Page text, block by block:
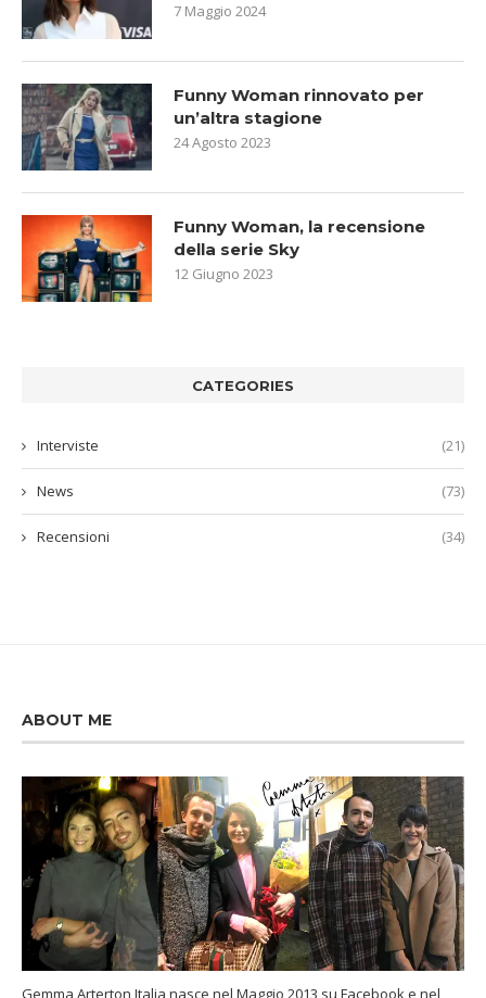
7 Maggio 2024
Funny Woman rinnovato per
un’altra stagione
24 Agosto 2023
Funny Woman, la recensione
della serie Sky
12 Giugno 2023
CATEGORIES
Interviste (21)
News (73)
Recensioni (34)
ABOUT ME
Gemma Arterton Italia nasce nel Maggio 2013 su Facebook e nel